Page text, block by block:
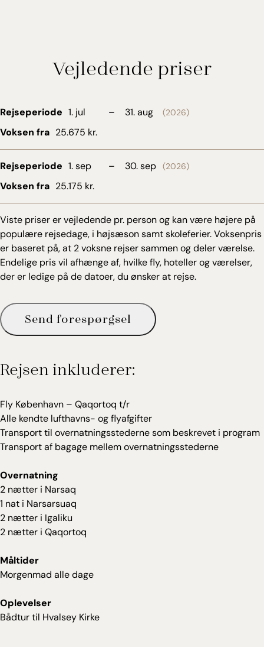
Vejledende priser
Rejseperiode 1. jul – 31. aug (2026)
Voksen fra 25.675 kr.
Rejseperiode 1. sep – 30. sep (2026)
Voksen fra 25.175 kr.
Viste priser er vejledende pr. person og kan være højere på
populære rejsedage, i højsæson samt skoleferier. Voksenpris
er baseret på, at 2 voksne rejser sammen og deler værelse.
Endelige pris vil afhænge af, hvilke fly, hoteller og værelser,
der er ledige på de datoer, du ønsker at rejse.
Send forespørgsel
Rejsen inkluderer:
Fly København – Qaqortoq t/r
Alle kendte lufthavns- og flyafgifter
Transport til overnatningsstederne som beskrevet i program
Transport af bagage mellem overnatningsstederne
Overnatning
2 nætter i Narsaq
1 nat i Narsarsuaq
2 nætter i Igaliku
2 nætter i Qaqortoq
Måltider
Morgenmad alle dage
Oplevelser
Bådtur til Hvalsey Kirke